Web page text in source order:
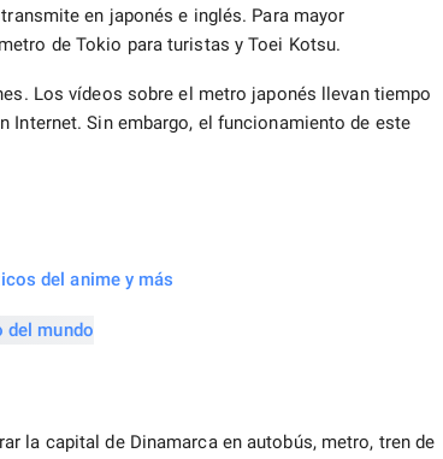
en japonés e inglés. Para mayor
de Tokio para turistas y Toei Kotsu.
Los vídeos sobre el metro japonés llevan tiempo
Sin embargo, el funcionamiento de este
del anime y más
la capital de Dinamarca en autobús, metro, tren de